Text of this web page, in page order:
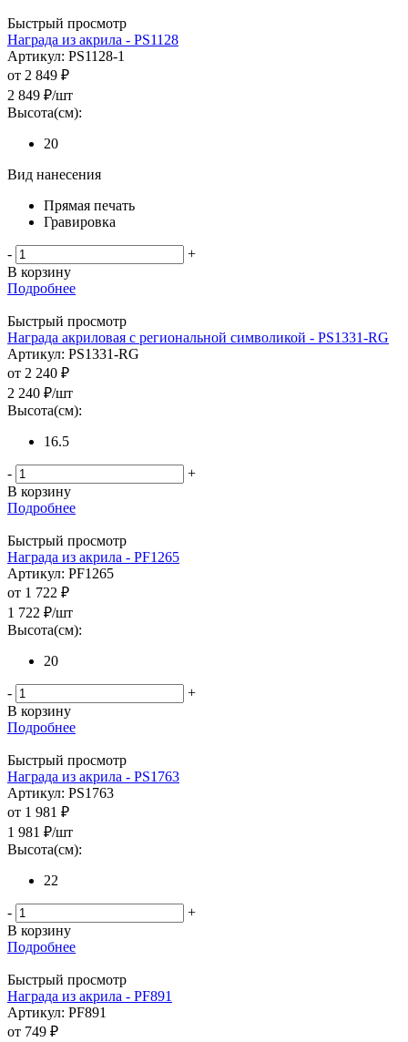
Быстрый просмотр
Награда из акрила - PS1128
Артикул: PS1128-1
от 2 849 ₽
2 849 ₽/шт
Высота(см):
20
Вид нанесения
Прямая печать
Гравировка
-
+
В корзину
Подробнее
Быстрый просмотр
Награда акриловая с региональной символикой - PS1331-RG
Артикул: PS1331-RG
от 2 240 ₽
2 240 ₽/шт
Высота(см):
16.5
-
+
В корзину
Подробнее
Быстрый просмотр
Награда из акрила - PF1265
Артикул: PF1265
от 1 722 ₽
1 722 ₽/шт
Высота(см):
20
-
+
В корзину
Подробнее
Быстрый просмотр
Награда из акрила - PS1763
Артикул: PS1763
от 1 981 ₽
1 981 ₽/шт
Высота(см):
22
-
+
В корзину
Подробнее
Быстрый просмотр
Награда из акрила - PF891
Артикул: PF891
от 749 ₽